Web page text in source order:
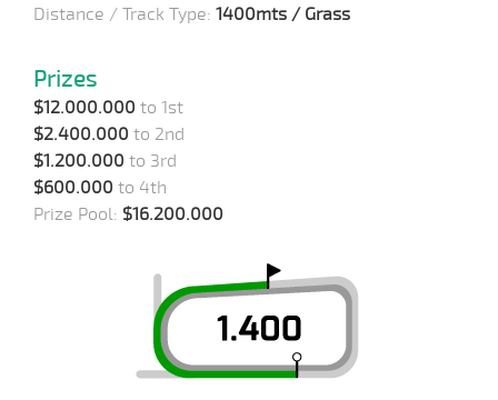
Distance / Track Type: 1400mts / Grass
Prizes
$12.000.000 to 1st
$2.400.000 to 2nd
$1.200.000 to 3rd
$600.000 to 4th
Prize Pool: $16.200.000